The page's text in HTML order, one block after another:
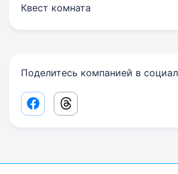
Квест комната
Поделитесь компанией в
Facebook share link
Threads share link